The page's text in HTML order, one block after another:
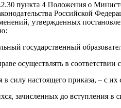
пункта 4 Положения о
Российской
утвержденных
государственный
осуществлять в
силу настоящего приказа, – с их
зачисленных до вступления в